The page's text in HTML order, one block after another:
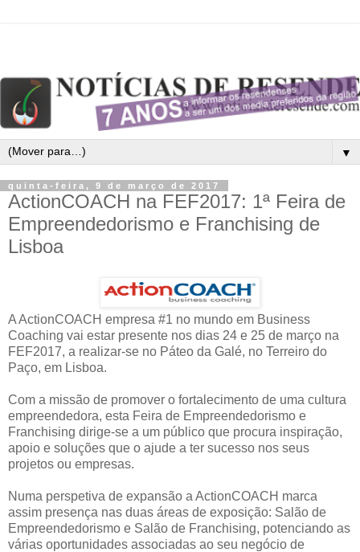
▼
quinta-feira, 9 de março de 2017
ActionCOACH na FEF2017: 1ª Feira de
Empreendedorismo e Franchising de
Lisboa
A ActionCOACH empresa #1 no mundo em Business
Coaching vai estar presente nos dias 24 e 25 de março na
FEF2017, a realizar-se no Páteo da Galé, no Terreiro do
Paço, em Lisboa.
Com a missão de promover o fortalecimento de uma cultura
empreendedora, esta Feira de Empreendedorismo e
Franchising dirige-se a um público que procura inspiração,
apoio e soluções que o ajude a ter sucesso nos seus
projetos ou empresas.
Numa perspetiva de expansão a ActionCOACH marca
assim presença nas duas áreas de exposição: Salão de
Empreendedorismo e Salão de Franchising, potenciando as
várias oportunidades associadas ao seu negócio de